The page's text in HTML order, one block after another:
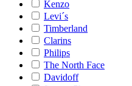
Kenzo
Levi´s
Timberland
Clarins
Philips
The North Face
Davidoff